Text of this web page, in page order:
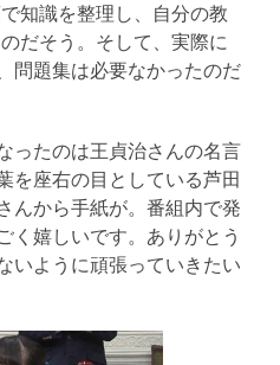
知識を整理し、自分の教
だそう。そして、実際に
問題集は必要なかったのだ
ったのは王貞治さんの名言
を座右の目としている芦田
んから手紙が。番組内で発
く嬉しいです。ありがとう
いように頑張っていきたい